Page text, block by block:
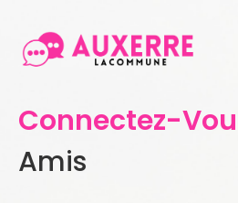
Connectez-
Amis